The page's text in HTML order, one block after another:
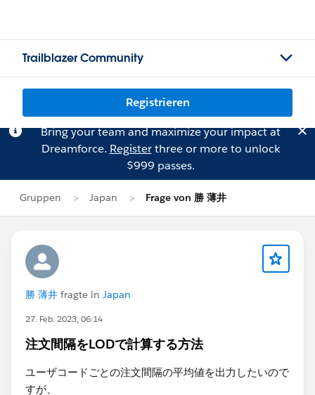
Trailblazer Community
Registrieren
Bring your team and maximize your impact at
Dreamforce. Registerthree or more to unlock
$999 passes.
Gruppen Japan Frage von 勝 薄井
勝 薄井 fragte in Japan
27. Feb. 2023, 06:14
注文間隔をLODで計算する方法
ユーザコードごとの注文間隔の平均値を出力したいので
すが、